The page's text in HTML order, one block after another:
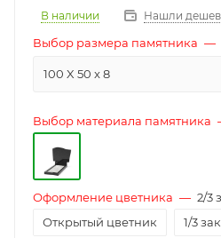
В наличии Нашли
Выбор размера памятника —
100 X 50 x 8
Выбор материала памятника
Оформление цветника — 2/3
Открытый цветник
1/3